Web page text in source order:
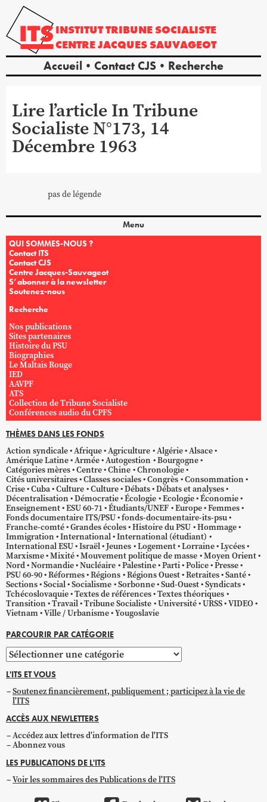
INSTITUTTRIBUNE SOCIALISTE
CENTREJACQUES SAUVAGEOT
Accueil Contact CJS Recherche
Lire l’article In Tribune
Socialiste N°173, 14
Décembre 1963
pas de légende
Menu
QUI SOMMES-NOUS ?
Contact ITS
Contact CJS
Centre Jacques-Sauvageot
S’abonner à la newsletter
Soutenez-nous
Recherche
Nos publications
Sites partenaires
Histoire du PSU
Biographies
Le Maltais Rouge
IED
AAVPF
ATS
Collection de Tribune Socialiste
Conférences audio du CPFS
THÈMES DANS LES FONDS
Action syndicale Afrique Agriculture Algérie Alsace
Amérique Latine Armée Autogestion
Bourgogne
Catégories mères Centre Chine Chronologie
Cités universitaires Classes sociales Congrès Consommation
Crise Cuba Culture Culture Débats Débats et analyses
Décentralisation Démocratie Écologie Ecologie Économie
Enseignement ESU 60-71 Étudiants/UNEF Europe Femmes
Fonds documentaire ITS/PSU fonds-documentaire-its-psu
Franche-comté Grandes écoles Histoire du PSU Hommage
Immigration International International (étudiant)
International ESU Israël Jeunes Logement Lorraine Lycées
Marxisme Mixité Mouvement politique de masse Moyen Orient
Nord Normandie Nucléaire Palestine Parti Police Presse
PSU 60-90 Réformes Régions Régions Ouest Retraites Santé
Sections Social Socialisme Sorbonne Sud-Ouest Syndicats
Tchécoslovaquie Textes de références Textes théoriques
Transition Travail Tribune Socialiste Université URSS VIDEO
Vietnam Ville / Urbanisme Yougoslavie
PARCOURIR PAR CATÉGORIE
Parcourir
par
catégorie
L'ITS ET VOUS
Soutenez financièrement, publiquement ; participez à la vie de
l'ITS
ACCÈS AUX NEWLETTERS
Accédez aux lettres d'information de l'ITS
Abonnez vous
LES PUBLICATIONS DE L'ITS
Voir les sommaires des Publications de l'ITS